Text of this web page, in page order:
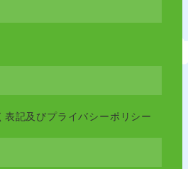
記及びプライバシーポリシー